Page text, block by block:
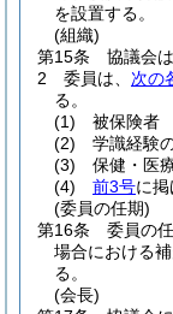
を設置する。
(組織)
第15条
協議会
2
委員は、 次の
る。
(1)
被保険者
(2)
学識経験
(3)
保健・医
(4)
前3号に
(委員の任期)
第16条
委員の
場合における
る。
(会長)